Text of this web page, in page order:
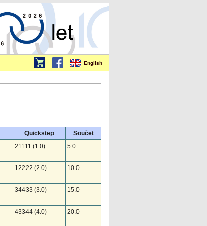
English
Quickstep
Součet
21111 (1.0) 5.0
12222 (2.0) 10.0
34433 (3.0) 15.0
43344 (4.0) 20.0